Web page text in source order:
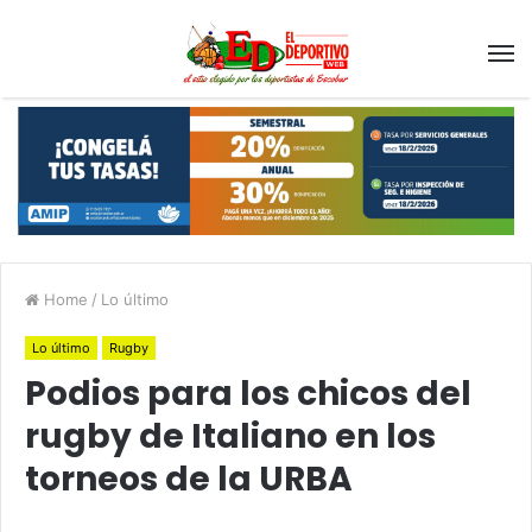
Home / Lo último
Lo último Rugby
Podios para los chicos del
rugby de Italiano en los
torneos de la URBA